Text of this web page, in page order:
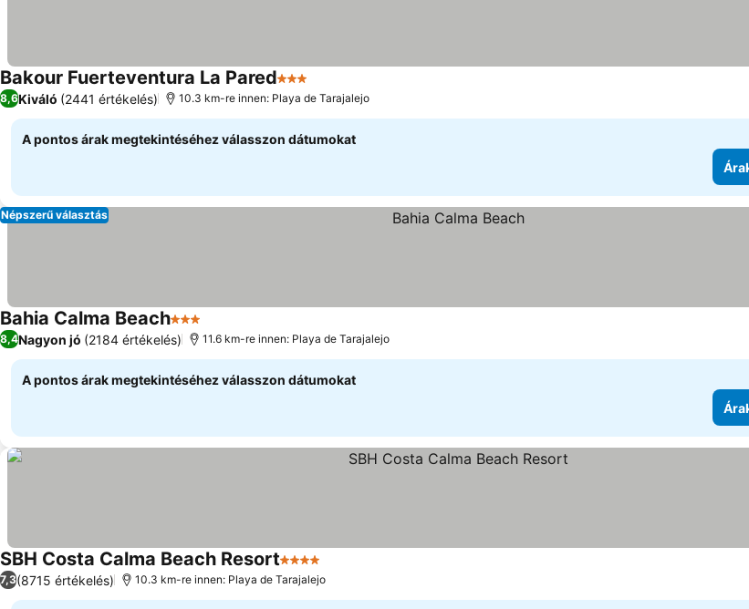
Bakour Fuerteventura La Pared3 Kategória
8,6Kiváló (2441 értékelés) 10.3 km-re innen: Playa de Tarajalejo
A pontos árak megtekintéséhez válasszon dátumokat
Népszerű választás
Bahia Calma Beach3 Kategória
8,4Nagyon jó (2184 értékelés) 11.6 km-re innen: Playa de Tarajalejo
A pontos árak megtekintéséhez válasszon dátumokat
SBH Costa Calma Beach Resort4 Kategória
7,3(8715 értékelés) 10.3 km-re innen: Playa de Tarajalejo